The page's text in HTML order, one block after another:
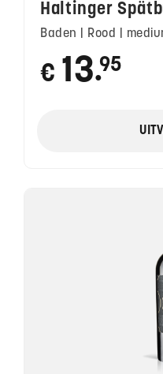
Haltinger
Baden | Rood |
€ 13●
95